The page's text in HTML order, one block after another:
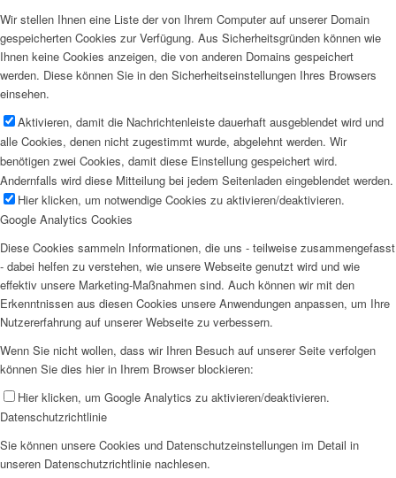
Wir stellen Ihnen eine Liste der von Ihrem Computer auf unserer Domain
gespeicherten Cookies zur Verfügung. Aus Sicherheitsgründen können wie
Ihnen keine Cookies anzeigen, die von anderen Domains gespeichert
werden. Diese können Sie in den Sicherheitseinstellungen Ihres Browsers
einsehen.
Aktivieren, damit die Nachrichtenleiste dauerhaft ausgeblendet wird und
alle Cookies, denen nicht zugestimmt wurde, abgelehnt werden. Wir
benötigen zwei Cookies, damit diese Einstellung gespeichert wird.
Andernfalls wird diese Mitteilung bei jedem Seitenladen eingeblendet werden.
Hier klicken, um notwendige Cookies zu aktivieren/deaktivieren.
Google Analytics Cookies
Diese Cookies sammeln Informationen, die uns - teilweise zusammengefasst
- dabei helfen zu verstehen, wie unsere Webseite genutzt wird und wie
effektiv unsere Marketing-Maßnahmen sind. Auch können wir mit den
Erkenntnissen aus diesen Cookies unsere Anwendungen anpassen, um Ihre
Nutzererfahrung auf unserer Webseite zu verbessern.
Wenn Sie nicht wollen, dass wir Ihren Besuch auf unserer Seite verfolgen
können Sie dies hier in Ihrem Browser blockieren:
Hier klicken, um Google Analytics zu aktivieren/deaktivieren.
Datenschutzrichtlinie
Sie können unsere Cookies und Datenschutzeinstellungen im Detail in
unseren Datenschutzrichtlinie nachlesen.